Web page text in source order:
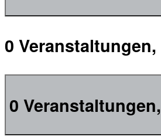
0 Veranstaltungen,
0 Veranstaltungen,